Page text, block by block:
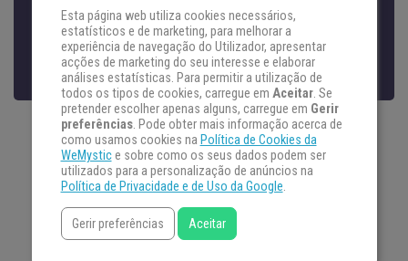
Bonde está há 20 anos no mercado
figurando como um dos maiores portais do
Paraná. Com o objetivo de atender os
mais diversos públicos oferece canais
diferenciados como Educação,
Gastronomia, Comportamento, Casa e
Decoração, além dos tradicionais editorias
de Economia e Esportes, entre outros. No
segmento de notícias, o portal conta com
uma equipe de redação que cobre em
Esta página web utiliza cookies necessários,
estatísticos e de marketing, para melhorar a
experiência de navegação do Utilizador, apresentar
acções de marketing do seu interesse e elaborar
análises estatísticas. Para permitir a utilização de
todos os tipos de cookies, carregue em Aceitar. Se
pretender escolher apenas alguns, carregue em Gerir
preferências. Pode obter mais informação acerca de
como usamos cookies na Política de Cookies da
WeMystice sobre como os seus dados podem ser
utilizados para a personalização de anúncios na
Política de Privacidade e de Uso da Google.
Gerir preferências Aceitar